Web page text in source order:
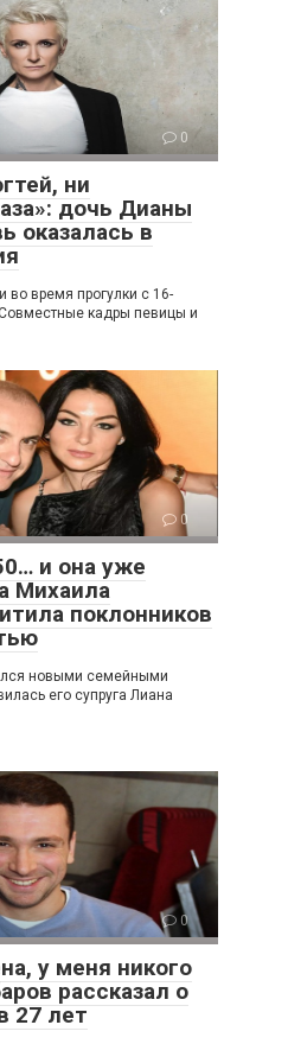
0
ни
дочь Дианы
оказалась в
во время прогулки с 16-
кадры певицы и
0
и она уже
Михаила
поклонников
новыми семейными
его супруга Лиана
0
у меня никого
рассказал о
27 лет